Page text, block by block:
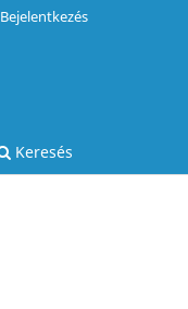
Keresés
Bejelentkezés